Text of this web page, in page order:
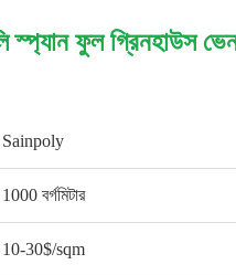
স্প্যান ফুল গ্রিনহাউস
Sainpoly
1000 বর্গমিটার
10-30$/sqm